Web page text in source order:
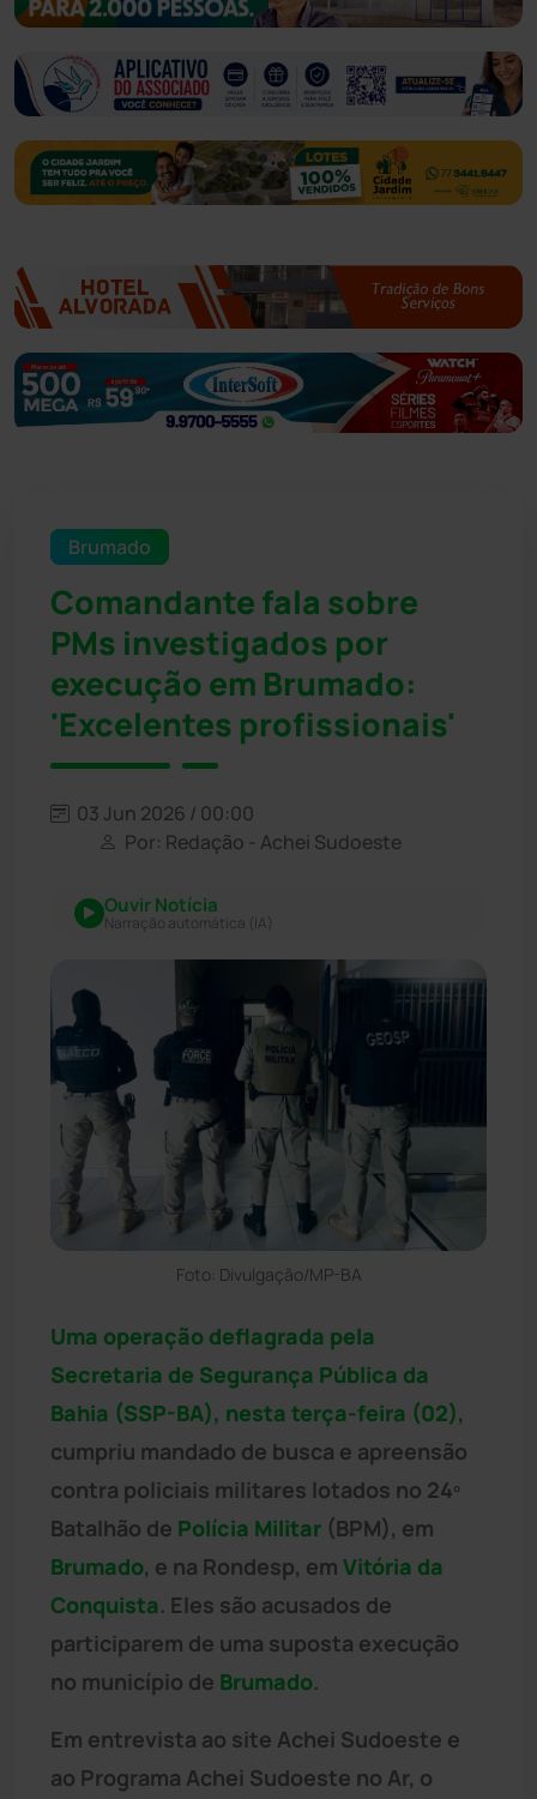
Brumado
Comandante fala sobre
PMs investigados por
execução em Brumado:
'Excelentes profissionais'
03 Jun 2026 / 00:00
Por: Redação - Achei Sudoeste
Ouvir Notícia
Narração automática (IA)
Foto: Divulgação/MP-BA
Uma operação deflagrada pela
Secretaria de Segurança Pública da
Bahia (SSP-BA), nesta terça-feira (02),
cumpriu mandado de busca e apreensão
contra policiais militares lotados no 24º
Batalhão de Polícia Militar (BPM), em
Brumado, e na Rondesp, em Vitória da
Conquista. Eles são acusados de
participarem de uma suposta execução
no município de Brumado.
Em entrevista ao site Achei Sudoeste e
ao Programa Achei Sudoeste no Ar, o